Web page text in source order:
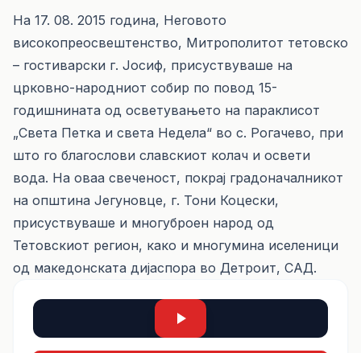
На 17. 08. 2015 година, Неговото
високопреосвештенство, Митрополитот тетовско
– гостиварски г. Јосиф, присуствуваше на
црковно-народниот собир по повод 15-
годишнината од осветувањето на параклисот
„Света Петка и света Недела“ во с. Рогачево, при
што го благослови славскиот колач и освети
вода. На оваа свеченост, покрај градоначалникот
на општина Јегуновце, г. Тони Коцески,
присуствуваше и многуброен народ од
Тетовскиот регион, како и многумина иселеници
од македонската дијаспора во Детроит, САД.